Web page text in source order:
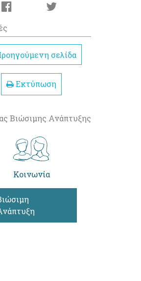
σελίδα
Εκτύπωση
Βιώσιμης Ανάπτυξης
Κοινωνία